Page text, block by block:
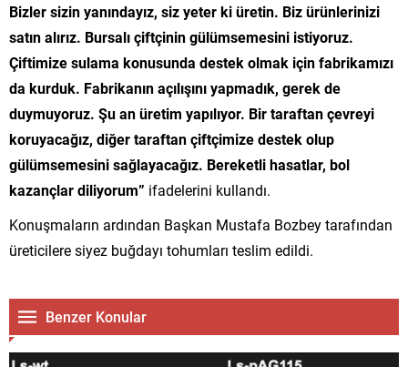
Bizler sizin yanındayız, siz yeter ki üretin. Biz ürünlerinizi
satın alırız. Bursalı çiftçinin gülümsemesini istiyoruz.
Çiftimize sulama konusunda destek olmak için fabrikamızı
da kurduk. Fabrikanın açılışını yapmadık, gerek de
duymuyoruz. Şu an üretim yapılıyor. Bir taraftan çevreyi
koruyacağız, diğer taraftan çiftçimize destek olup
gülümsemesini sağlayacağız. Bereketli hasatlar, bol
kazançlar diliyorum” ifadelerini kullandı.
Konuşmaların ardından Başkan Mustafa Bozbey tarafından
üreticilere siyez buğdayı tohumları teslim edildi.
Benzer Konular